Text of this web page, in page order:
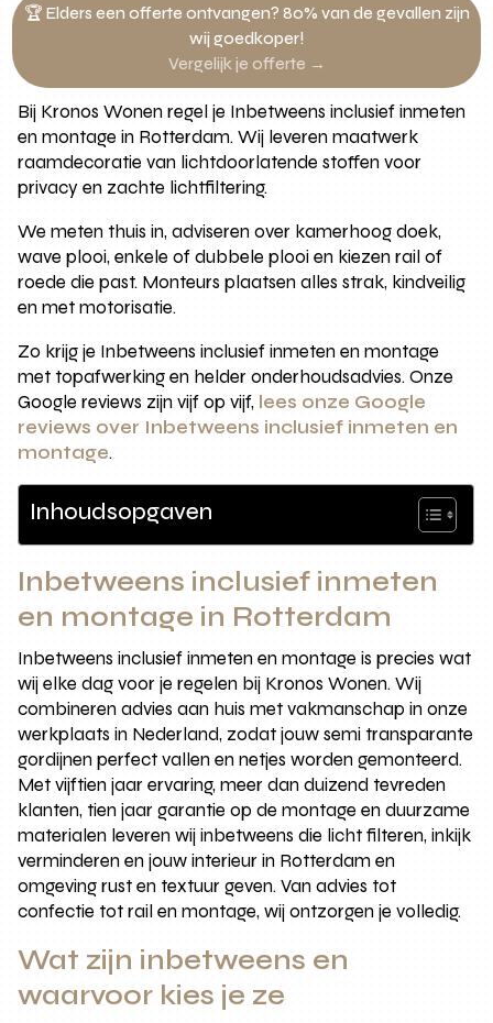
🏆 Elders een offerte ontvangen? 80% van de gevallen zijn
wij goedkoper!
Vergelijk je offerte →
Bij Kronos Wonen regel je Inbetweens inclusief inmeten
en montage in Rotterdam. Wij leveren maatwerk
raamdecoratie van lichtdoorlatende stoffen voor
privacy en zachte lichtfiltering.
We meten thuis in, adviseren over kamerhoog doek,
wave plooi, enkele of dubbele plooi en kiezen rail of
roede die past. Monteurs plaatsen alles strak, kindveilig
en met motorisatie.
Zo krijg je Inbetweens inclusief inmeten en montage
met topafwerking en helder onderhoudsadvies. Onze
Google reviews zijn vijf op vijf, lees onze Google
reviews over Inbetweens inclusief inmeten en
montage.
Inhoudsopgaven
Inbetweens inclusief inmeten
en montage in Rotterdam
Inbetweens inclusief inmeten en montage is precies wat
wij elke dag voor je regelen bij Kronos Wonen. Wij
combineren advies aan huis met vakmanschap in onze
werkplaats in Nederland, zodat jouw semi transparante
gordijnen perfect vallen en netjes worden gemonteerd.
Met vijftien jaar ervaring, meer dan duizend tevreden
klanten, tien jaar garantie op de montage en duurzame
materialen leveren wij inbetweens die licht filteren, inkijk
verminderen en jouw interieur in Rotterdam en
omgeving rust en textuur geven. Van advies tot
confectie tot rail en montage, wij ontzorgen je volledig.
Wat zijn inbetweens en
waarvoor kies je ze